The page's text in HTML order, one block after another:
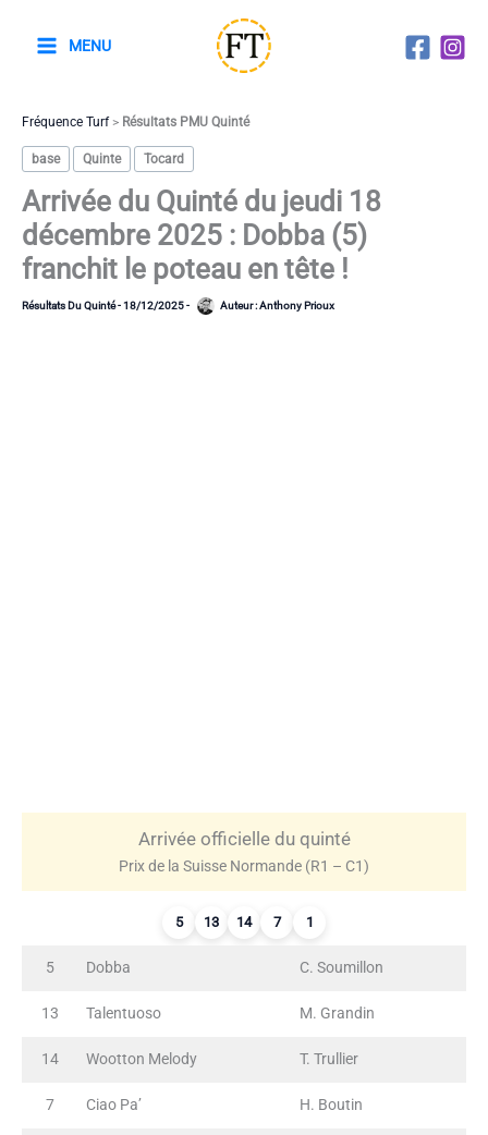
MENU
Fréquence Turf> Résultats PMU Quinté
base Quinte Tocard
Arrivée du Quinté du jeudi 18
décembre 2025 : Dobba (5)
franchit le poteau en tête !
Résultats Du Quinté-18/12/2025- Auteur :Anthony Prioux
Arrivée officielle du quinté
Prix de la Suisse Normande (R1 – C1)
5 13 14 7 1
5 Dobba C. Soumillon
13 Talentuoso M. Grandin
14 Wootton Melody T. Trullier
7 Ciao Pa’ H. Boutin